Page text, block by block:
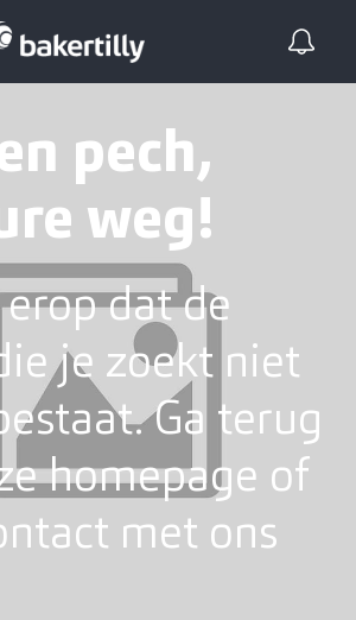
pech,
weg!
dat de
je zoekt niet
Ga terug
homepage of
met ons